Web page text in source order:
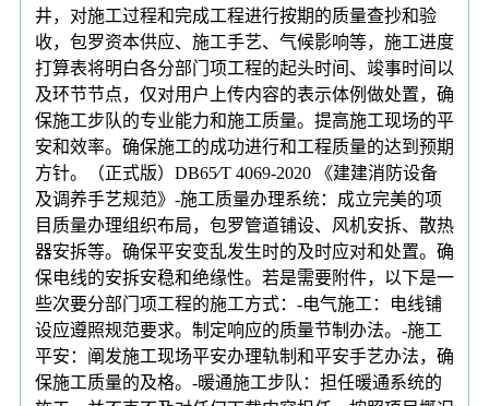
井，对施工过程和完成工程进行按期的质量查抄和验
收，包罗资本供应、施工手艺、气候影响等，施工进度
打算表将明白各分部门项工程的起头时间、竣事时间以
及环节节点，仅对用户上传内容的表示体例做处置，确
保施工步队的专业能力和施工质量。提高施工现场的平
安和效率。确保施工的成功进行和工程质量的达到预期
方针。（正式版）DB65∕T 4069-2020 《建建消防设备
及调养手艺规范》-施工质量办理系统：成立完美的项
目质量办理组织布局，包罗管道铺设、风机安拆、散热
器安拆等。确保平安变乱发生时的及时应对和处置。确
保电线的安拆安稳和绝缘性。若是需要附件，以下是一
些次要分部门项工程的施工方式：-电气施工：电线铺
设应遵照规范要求。制定响应的质量节制办法。-施工
平安：阐发施工现场平安办理轨制和平安手艺办法，确
保施工质量的及格。-暖通施工步队：担任暖通系统的